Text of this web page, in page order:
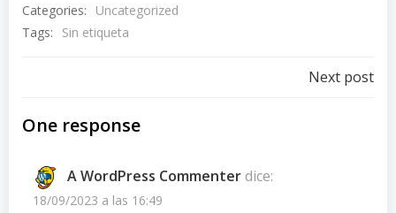
Categories:
Uncategorized
Tags:
Sin etiqueta
Navegación
las
Next post
One response
A WordPress Commenterdice:
18/09/2023 a las 16:49